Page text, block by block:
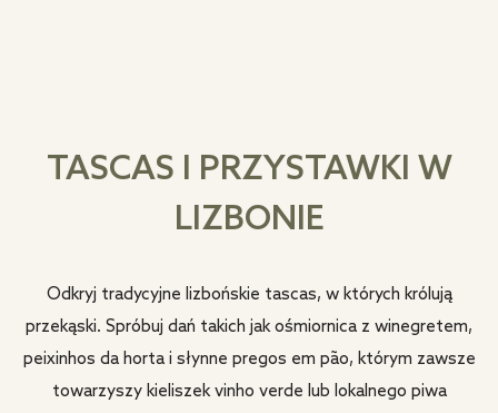
TASCAS I PRZYSTAWKI W
LIZBONIE
Odkryj tradycyjne lizbońskie tascas, w których królują
przekąski. Spróbuj dań takich jak ośmiornica z winegretem,
peixinhos da horta i słynne pregos em pão, którym zawsze
towarzyszy kieliszek vinho verde lub lokalnego piwa